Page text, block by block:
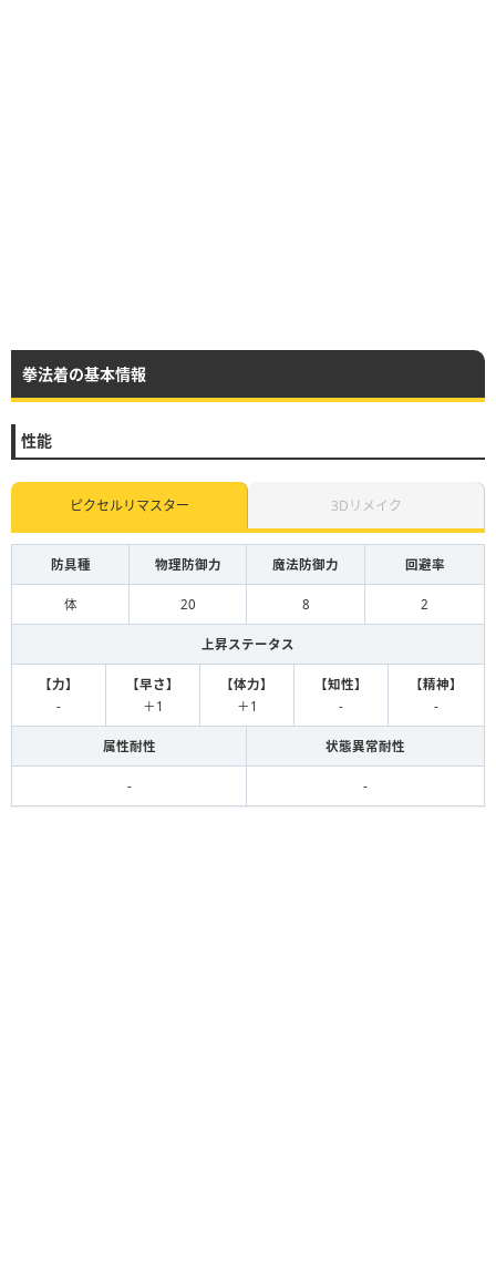
拳法着の基本情報
性能
ピクセルリマスター 3Dリメイク
防具種 物理防御力 魔法防御力 回避率
体 20 8 2
上昇ステータス
【力】
-
【早さ】
＋1
【体力】
＋1
【知性】
-
【精神】
-
属性耐性 状態異常耐性
- -